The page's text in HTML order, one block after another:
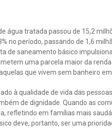
água tratada passou de 15,2
no período, passando de 1,6
de saneamento básico
uma parcela maior da
que vivem sem banheiro
à qualidade de vida das
de dignidade. Quando as
refletindo em famílias mais
deve, portanto, ser uma